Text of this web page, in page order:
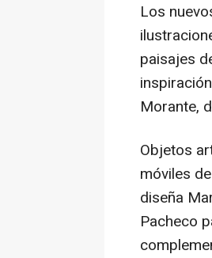
Los
paisajes
Morante,
Objetos
móviles
diseña
Pacheco